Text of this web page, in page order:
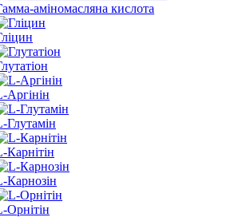
аміномасляна кислота
Аргінін
Глутамін
Карнітін
Карнозін
Орнітін